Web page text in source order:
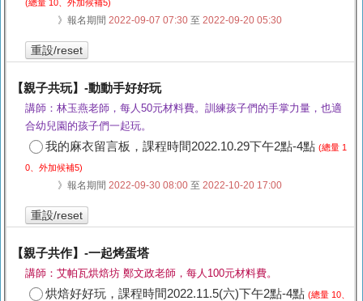
(總量 10、外加候補5)
》報名期間 2022-09-07 07:30 至 2022-09-20 05:30
重設/reset
【親子共玩】-動動手好好玩
講師：林玉燕老師，每人50元材料費。訓練孩子們的手掌力量，也適
合幼兒園的孩子們一起玩。
我的麻衣留言板，課程時間2022.10.29下午2點-4點 (總量 1
0、外加候補5)
》報名期間 2022-09-30 08:00 至 2022-10-20 17:00
重設/reset
【親子共作】-一起烤蛋塔
講師：艾帕瓦烘焙坊 鄭文政老師，每人100元材料費。
烘焙好好玩，課程時間2022.11.5(六)下午2點-4點 (總量 10、